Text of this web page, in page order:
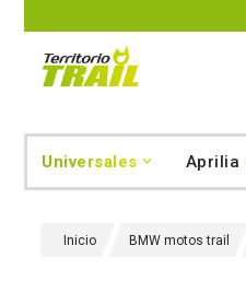
Universales Aprilia
Inicio BMW motos trail